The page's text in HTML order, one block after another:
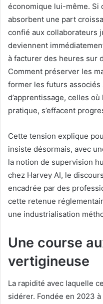
économique lui-même. Si
absorbent une part
confié aux collaborateurs
deviennent
à facturer des heures sur
Comment préserver les
former les futurs
d’apprentissage, celles
pratique, s’effacent
Cette tension explique
insiste désormais, avec
la notion de supervision
chez Harvey AI, le
encadrée par des
cette retenue
une industrialisation
Une course
vertigineuse
La rapidité avec laquelle
sidérer. Fondée en 2023